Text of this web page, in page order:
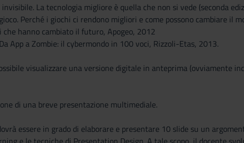
La tecnologia migliore è quella che non si vede (seconda
Perché i giochi ci rendono migliori e come possono cambiare il
che hanno cambiato il futuro, Apogeo, 2012
App a Zombie: il cybermondo in 100 voci, Rizzoli-Etas, 2013.
visualizzare una versione digitale in anteprima (ovviamente
di una breve presentazione multimediale.
essere in grado di elaborare e presentare 10 slide su un